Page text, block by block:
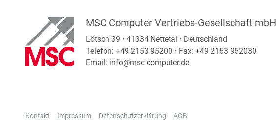
MSC Computer Vertriebs-Gesellschaft mbH
Lötsch 39 • 41334 Nettetal • Deutschland
Telefon: +49 2153 95200 • Fax: +49 2153 952030
Email: info@msc-computer.de
Kontakt Impressum Datenschutzerklärung AGB